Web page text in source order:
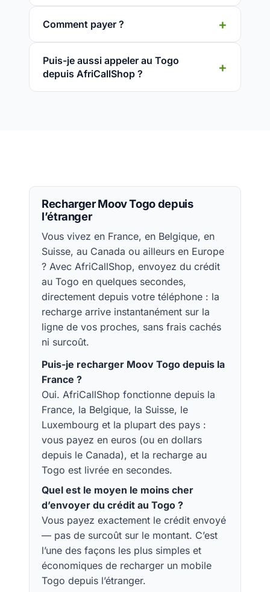
Comment payer ?
Puis-je aussi appeler au Togo
depuis AfriCallShop ?
Recharger Moov Togo depuis
l’étranger
Vous vivez en France, en Belgique, en
Suisse, au Canada ou ailleurs en Europe
? Avec AfriCallShop, envoyez du crédit
au Togo en quelques secondes,
directement depuis votre téléphone : la
recharge arrive instantanément sur la
ligne de vos proches, sans frais cachés
ni surcoût.
Puis-je recharger Moov Togo depuis la
France ?
Oui. AfriCallShop fonctionne depuis la
France, la Belgique, la Suisse, le
Luxembourg et la plupart des pays :
vous payez en euros (ou en dollars
depuis le Canada), et la recharge au
Togo est livrée en secondes.
Quel est le moyen le moins cher
d’envoyer du crédit au Togo ?
Vous payez exactement le crédit envoyé
— pas de surcoût sur le montant. C’est
l’une des façons les plus simples et
économiques de recharger un mobile
Togo depuis l’étranger.